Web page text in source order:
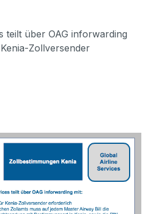
teilt über OAG inforwarding
Zollversender